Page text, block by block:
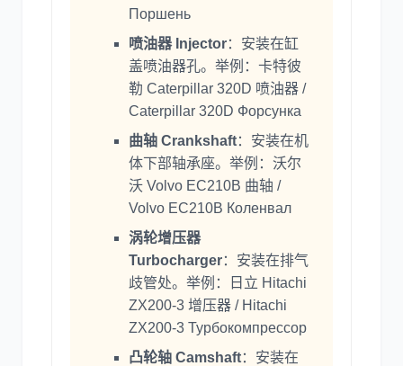
Поршень
喷油器 Injector：安装在缸
盖喷油器孔。举例：卡特彼
勒 Caterpillar 320D 喷油器 /
Caterpillar 320D Форсунка
曲轴 Crankshaft：安装在机
体下部轴承座。举例：沃尔
沃 Volvo EC210B 曲轴 /
Volvo EC210B Коленвал
涡轮增压器
Turbocharger：安装在排气
歧管处。举例：日立 Hitachi
ZX200-3 增压器 / Hitachi
ZX200-3 Турбокомпрессор
凸轮轴 Camshaft：安装在